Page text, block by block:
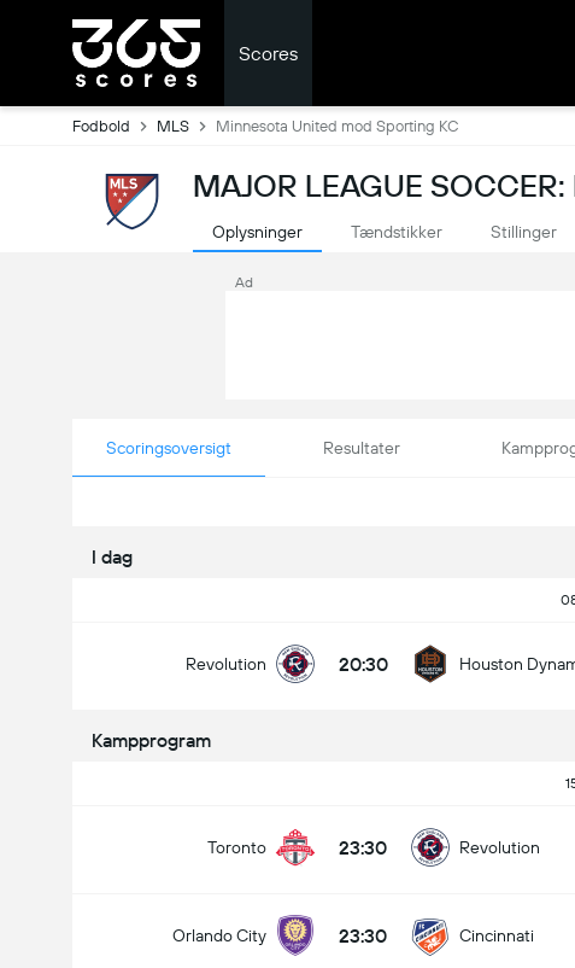
Scores
Fodbold MLS Minnesota United mod Sporting KC
MAJOR LEAGUE
Oplysninger Tændstikker Stillinger
Ad
Scoringsoversigt Resultater
I dag
Revolution 20:30 Houston
Kampprogram
Toronto 23:30 Revolution
Orlando City 23:30 Cincinnati